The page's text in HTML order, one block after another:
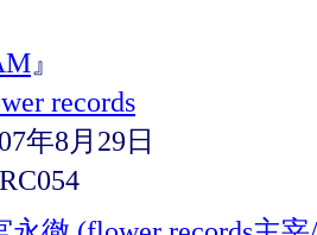
』
records
年8月29日